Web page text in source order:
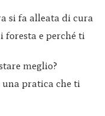
si fa alleata di cura
foresta e perché ti
meglio?
pratica che ti